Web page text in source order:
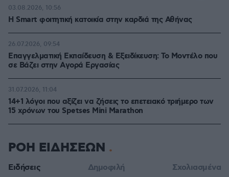
Η Smart φοιτητική κατοικία στην καρδιά της Αθήνας
03.08.2026, 10:56
Επαγγελματική Εκπαίδευση & Εξειδίκευση: Το Mοντέλο που
σε Bάζει στην Aγορά Eργασίας
26.07.2026, 09:54
14+1 λόγοι που αξίζει να ζήσεις το επετειακό τριήμερο των
15 χρόνων του Spetses Mini Marathon
31.07.2026, 11:04
ΡΟΗ ΕΙΔΗΣΕΩΝ
Ειδήσεις Δημοφιλή Σχολιασμένα